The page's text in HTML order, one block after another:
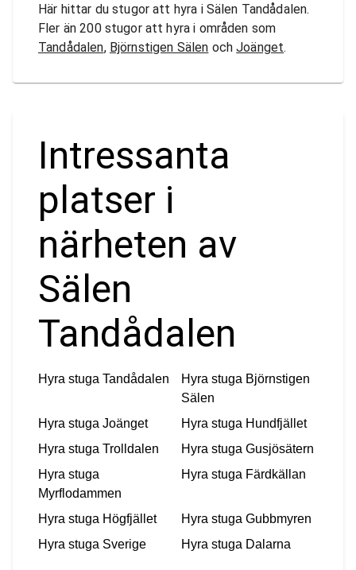
Här hittar du stugor att hyra i Sälen Tandådalen.
Fler än 200 stugor att hyra i områden som
Tandådalen, Björnstigen Sälen ochJoänget.
Intressanta
platser i
närheten av
Sälen
Tandådalen
Hyra stuga Tandådalen Hyra stuga Björnstigen
Sälen
Hyra stuga Joänget Hyra stuga Hundfjället
Hyra stuga Trolldalen Hyra stuga Gusjösätern
Hyra stuga
Myrflodammen
Hyra stuga Färdkällan
Hyra stuga Högfjället Hyra stuga Gubbmyren
Hyra stuga Sverige Hyra stuga Dalarna